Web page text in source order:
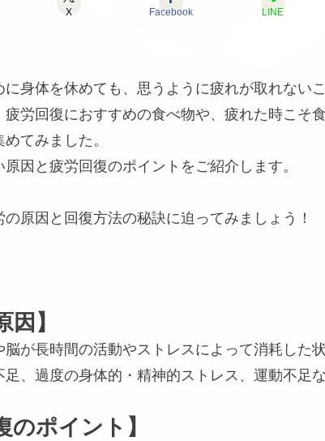
X Facebook LINE
身体を休めても、思うように疲れが取れない
疲労回復におすすめの食べ物や、疲れた時こそ
てみました。
因と疲労回復のポイントをご紹介します。
原因と回復方法の秘訣に迫ってみましょう！
因】
脳が長時間の活動やストレスによって消耗した
、過度の身体的・精神的ストレス、運動不足
のポイント】